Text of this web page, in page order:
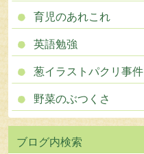
育児のあれこれ
英語勉強
葱イラストパクリ事件
野菜のぶつくさ